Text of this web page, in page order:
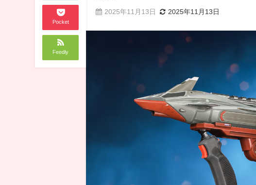
Pocket
Feedly
2025年11月13日 2025年11月13日